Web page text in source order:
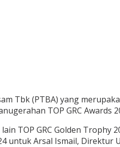
Tbk (PTBA) yang
TOP GRC
TOP GRC Golden Trophy
untuk Arsal Ismail, Direktur